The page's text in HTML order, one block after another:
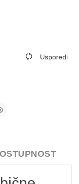
Usporedi